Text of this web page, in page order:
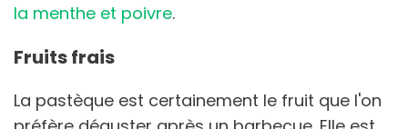
la menthe et poivre.
Fruits frais
La pastèque est certainement le fruit que l'on